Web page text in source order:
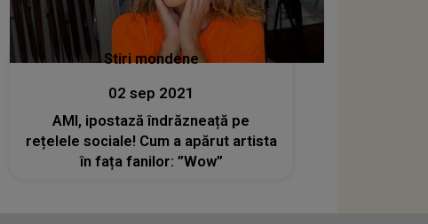
Stiri mondene
02 sep 2021
AMI, ipostază îndrăzneață pe
rețelele sociale! Cum a apărut artista
în fața fanilor: ”Wow”